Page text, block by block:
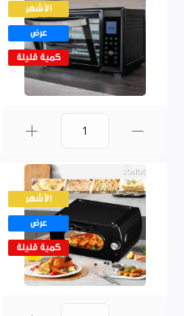
الأشهر
عرض
كمية قليلة
الأشهر
عرض
كمية قليلة